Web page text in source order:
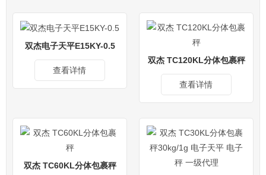
双杰电子天平E15KY-0.5
查看详情
双杰 TC120KL分体包裹秤
查看详情
双杰 TC60KL分体包裹秤